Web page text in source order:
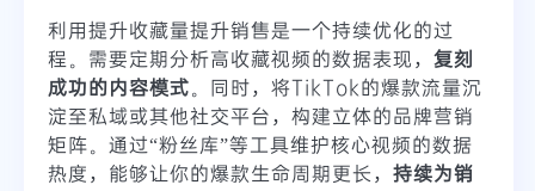
利用提升收藏量提升销售是一个持续优化的过
程。需要定期分析高收藏视频的数据表现， 复刻
成功的内容模式。同时，将TikTok的爆款流量沉
淀至私域或其他社交平台，构建立体的品牌营销
矩阵。通过“粉丝库”等工具维护核心视频的数据
热度，能够让你的爆款生命周期更长， 持续为销